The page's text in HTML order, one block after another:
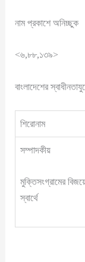
নাম প্রকাশে অনিচ্ছুক
<৬,৮৮,১৩৯>
বাংলাদেশের
শিরোনাম
সম্পাদকীয়
মুক্তিসংগ্রামের
স্বার্থে